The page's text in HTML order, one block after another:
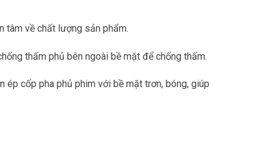
tâm về chất lượng sản phẩm.
thấm phủ bên ngoài bề mặt để chống thấm.
cốp pha phủ phim với bề mặt trơn, bóng, giúp